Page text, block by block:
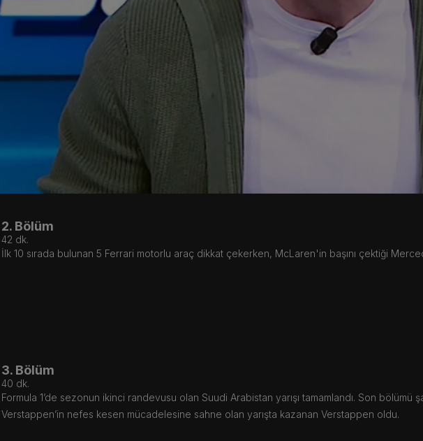
Video
1. Bölüm
Formula 1 geri dönüyor! Uzun bekleyişten sonra nihayet yarış haftasındayız! Geride kalan
2. Bölüm
42 dk.
İlk 10 sırada bulunan 5 Ferrari motorlu araç dikkat çekerken, McLaren'in başını çektiği
3. Bölüm
40 dk.
Formula 1’de sezonun ikinci randevusu olan Suudi Arabistan yarışı tamamlandı. Son
Verstappen’in nefes kesen mücadelesine sahne olan yarışta kazanan Verstappen oldu.